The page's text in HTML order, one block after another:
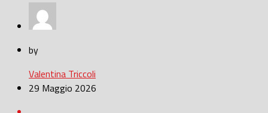
by
Valentina Triccoli
29 Maggio 2026